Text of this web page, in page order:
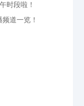
时段啦！
道一览！